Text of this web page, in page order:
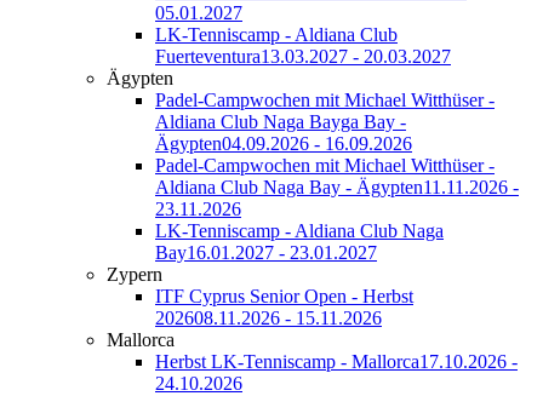
05.01.2027
LK-Tenniscamp - Aldiana Club
Fuerteventura13.03.2027 - 20.03.2027
Ägypten
Padel-Campwochen mit Michael Witthüser -
Aldiana Club Naga Bayga Bay -
Ägypten04.09.2026 - 16.09.2026
Padel-Campwochen mit Michael Witthüser -
Aldiana Club Naga Bay - Ägypten11.11.2026 -
23.11.2026
LK-Tenniscamp - Aldiana Club Naga
Bay16.01.2027 - 23.01.2027
Zypern
ITF Cyprus Senior Open - Herbst
202608.11.2026 - 15.11.2026
Mallorca
Herbst LK-Tenniscamp - Mallorca17.10.2026 -
24.10.2026